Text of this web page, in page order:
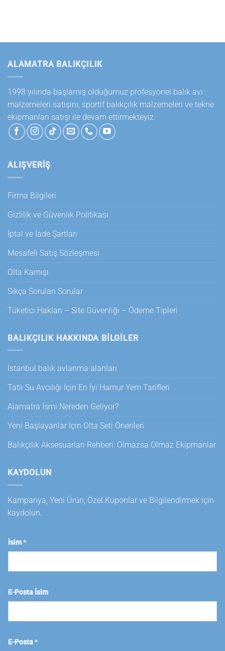
ALAMATRA BALIKÇILIK
1998 yılında başlamış olduğumuz profesyonel balık avı
malzemeleri satışını, sportif balıkçılık malzemeleri ve tekne
ekipmanları satışı ile devam ettirmekteyiz.
ALIŞVERİŞ
Firma Bilgileri
Gizlilik ve Güvenlik Politikası
İptal ve İade Şartları
Mesafeli Satış Sözleşmesi
Olta Kamışı
Sıkça Sorulan Sorular
Tüketici Hakları – Site Güvenliği – Ödeme Tipleri
BALIKÇILIK HAKKINDA BILGILER
İstanbul balık avlanma alanları
Tatlı Su Avcılığı İçin En İyi Hamur Yem Tarifleri
Alamatra İsmi Nereden Geliyor?
Yeni Başlayanlar İçin Olta Seti Önerileri
Balıkçılık Aksesuarları Rehberi: Olmazsa Olmaz Ekipmanlar
KAYDOLUN
Kampanya, Yeni Ürün, Özel Kuponlar ve Bilgilendirmek için
kaydolun.
İsim*
E-Posta İsim
E-Posta*